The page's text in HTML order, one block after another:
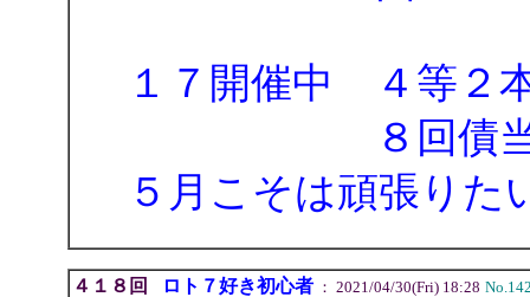
１７開催中 ４等
８回債当
５月こそは頑張りた
４１８回 ロト７好き初心者： 2021/04/30(Fri) 18:28